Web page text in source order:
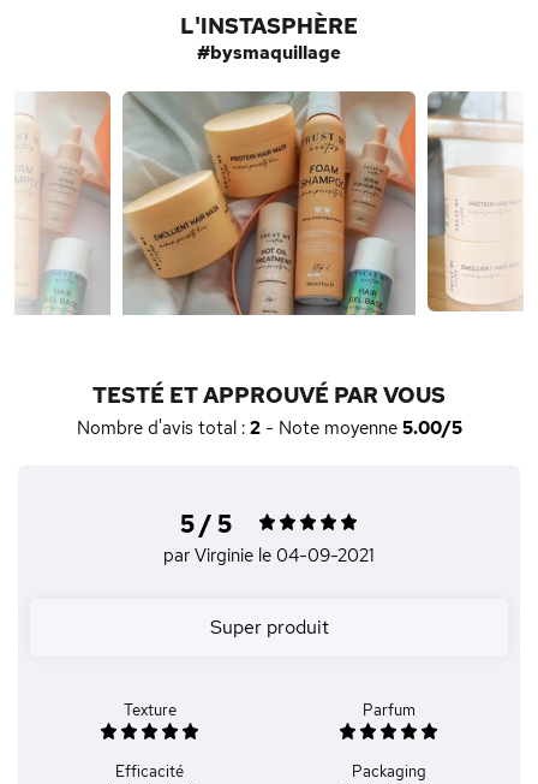
L'INSTASPHÈRE
#bysmaquillage
TESTÉ ET APPROUVÉ PAR VOUS
Nombre d'avis total : 2- Note moyenne 5.00/5
5 / 5
par Virginie le 04-09-2021
Super produit
Texture Parfum
Efficacité Packaging